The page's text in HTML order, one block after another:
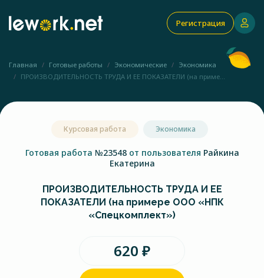
Регистрация
Главная Готовые работы Экономические
Экономика
ПРОИЗВОДИТЕЛЬНОСТЬ ТРУДА И ЕЕ ПОКАЗАТЕЛИ (на приме...
Курсовая работа Экономика
Готовая работа №23548 от пользователя Райкина
Екатерина
ПРОИЗВОДИТЕЛЬНОСТЬ ТРУДА И ЕЕ
ПОКАЗАТЕЛИ (на примере ООО «НПК
«Спецкомплект»)
620 ₽